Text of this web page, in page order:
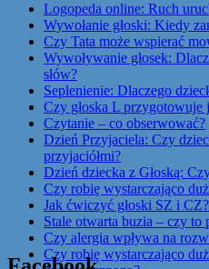
Logopeda online: Ruch
Wywołanie głoski: Kiedy
Czy Tata może wspierać
Wywoływanie głosek:
słów?
Seplenienie: Dlaczego
Czy głoska L przygotowuje
Czytanie – co obserwować?
Dzień Przyjaciela: Czy
przyjaciółmi?
Dzień dziecka z Głoską:
Czy robię wystarczająco
Jak ćwiczyć głoski SZ i CZ?
Stale otwarta buzia – czy to
Czy alergia wpływa na
Czy robię wystarczająco